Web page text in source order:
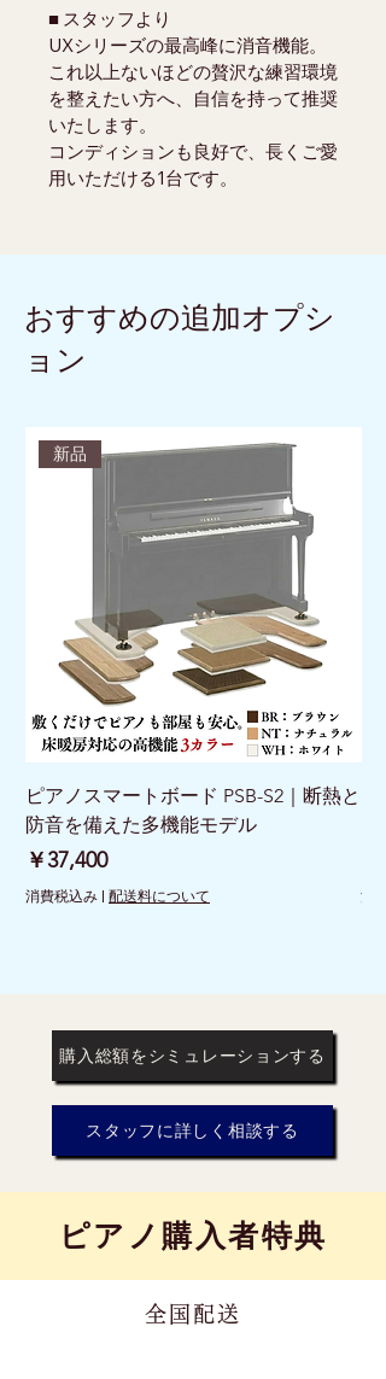
■ スタッフより
UXシリーズの最高峰に消音機能。
これ以上ないほどの贅沢な練習環境
を整えたい方へ、自信を持って推奨
いたします。
コンディションも良好で、長くご愛
用いただける1台です。
おすすめの追加オプシ
ョン
新品
ピアノスマートボード PSB-S2｜断熱と
防音を備えた多機能モデル
価格
￥37,400
消費税込み | 配送料について 消
購入総額をシミュレーションする
スタッフに詳しく相談する
​ピアノ購入者特典
全国配送